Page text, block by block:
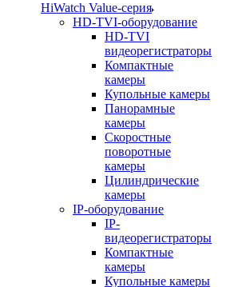
HiWatch Value-серия
HD-TVI-оборудование
HD-TVI
видеорегистраторы
Компактные
камеры
Купольные камеры
Панорамные
камеры
Скоростные
поворотные
камеры
Цилиндрические
камеры
IP-оборудование
IP-
видеорегистраторы
Компактные
камеры
Купольные камеры